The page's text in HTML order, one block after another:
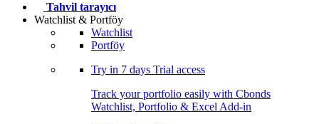
Tahvil tarayıcı
Watchlist & Portföy
Watchlist
Portföy
Try in 7 days Trial access
Track your portfolio easily with Cbonds
Watchlist, Portfolio & Excel Add-in